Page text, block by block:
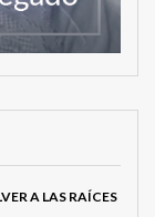
A LAS RAÍCES